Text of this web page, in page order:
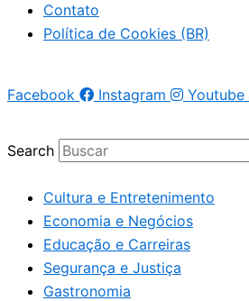
Contato
Política de Cookies (BR)
Facebook Instagram Youtube
Search
Cultura e Entretenimento
Economia e Negócios
Educação e Carreiras
Segurança e Justiça
Gastronomia